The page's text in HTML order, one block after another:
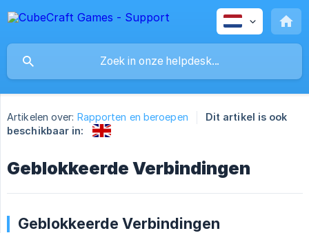
Artikelen over: Rapporten en beroepen
Dit artikel is ook
beschikbaar in:
Geblokkeerde Verbindingen
Geblokkeerde Verbindingen